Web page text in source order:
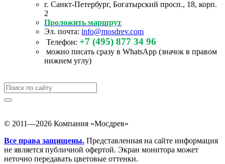
г. Санкт-Петербург, Богатырский просп., 18, корп.
2
Проложить маршрут
Эл. почта: info@mosdrev.com
Телефон: +7 (495) 877 34 96
можно писать сразу в WhatsApp (значок в правом
нижнем углу)
© 2011—2026 Компания «Мосдрев»
Все права защищены. Представленная на сайте информация
не является публичной офертой. Экран монитора может
неточно передавать цветовые оттенки.